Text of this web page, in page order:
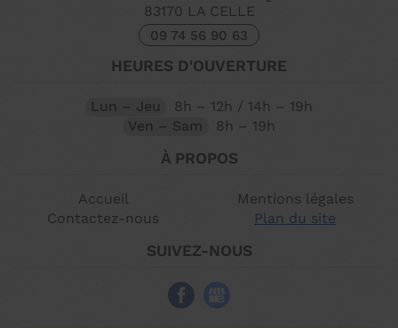
83170 LA CELLE
09 74 56 90 63
HEURES D'OUVERTURE
Lun – Jeu
8h – 12h / 14h – 19h
Ven – Sam
8h – 19h
À PROPOS
Accueil
Contactez-nous
Mentions légales
Plan du site
SUIVEZ-NOUS